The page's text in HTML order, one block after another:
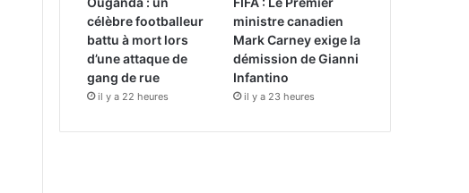
célèbre footballeur
battu à mort lors
d’une attaque de
gang de rue
il y a 22 heures
ministre canadien
Mark Carney exige la
démission de Gianni
Infantino
il y a 23 heures